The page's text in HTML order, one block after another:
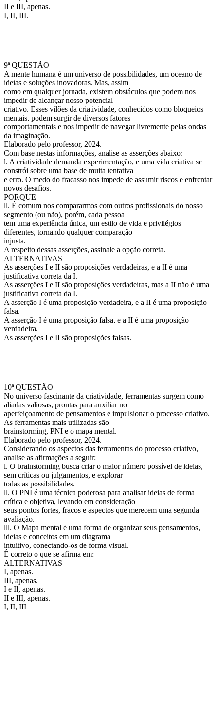
II e III, apenas.
I, II, III.
9ª QUESTÃO
A mente humana é um universo de possibilidades, um oceano de
ideias e soluções inovadoras. Mas, assim
como em qualquer jornada, existem obstáculos que podem nos
impedir de alcançar nosso potencial
criativo. Esses vilões da criatividade, conhecidos como bloqueios
mentais, podem surgir de diversos fatores
comportamentais e nos impedir de navegar livremente pelas ondas
da imaginação.
Elaborado pelo professor, 2024.
Com base nestas informações, analise as asserções abaixo:
l. A criatividade demanda experimentação, e uma vida criativa se
constrói sobre uma base de muita tentativa
e erro. O medo do fracasso nos impede de assumir riscos e enfrentar
novos desafios.
PORQUE
ll. É comum nos compararmos com outros profissionais do nosso
segmento (ou não), porém, cada pessoa
tem uma experiência única, um estilo de vida e privilégios
diferentes, tornando qualquer comparação
injusta.
A respeito dessas asserções, assinale a opção correta.
ALTERNATIVAS
As asserções I e II são proposições verdadeiras, e a II é uma
justificativa correta da I.
As asserções I e II são proposições verdadeiras, mas a II não é uma
justificativa correta da I.
A asserção I é uma proposição verdadeira, e a II é uma proposição
falsa.
A asserção I é uma proposição falsa, e a II é uma proposição
verdadeira.
As asserções I e II são proposições falsas.
10ª QUESTÃO
No universo fascinante da criatividade, ferramentas surgem como
aliadas valiosas, prontas para auxiliar no
aperfeiçoamento de pensamentos e impulsionar o processo criativo.
As ferramentas mais utilizadas são
brainstorming, PNI e o mapa mental.
Elaborado pelo professor, 2024.
Considerando os aspectos das ferramentas do processo criativo,
analise as afirmações a seguir:
l. O brainstorming busca criar o maior número possível de ideias,
sem críticas ou julgamentos, e explorar
todas as possibilidades.
ll. O PNI é uma técnica poderosa para analisar ideias de forma
crítica e objetiva, levando em consideração
seus pontos fortes, fracos e aspectos que merecem uma segunda
avaliação.
lll. O Mapa mental é uma forma de organizar seus pensamentos,
ideias e conceitos em um diagrama
intuitivo, conectando-os de forma visual.
É correto o que se afirma em:
ALTERNATIVAS
I, apenas.
III, apenas.
I e II, apenas.
II e III, apenas.
I, II, III